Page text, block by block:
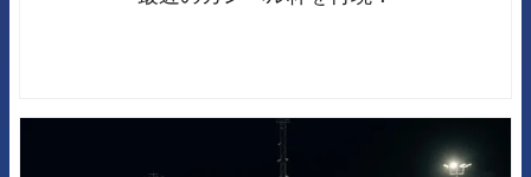
FCB Barcelona badge